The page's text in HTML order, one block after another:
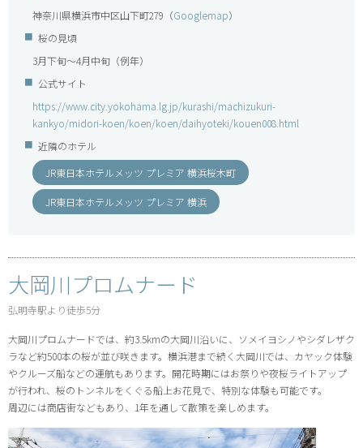
神奈川県横浜市中区山下町279（Googlemap）
桜の見頃
3月下旬～4月中旬（例年）
公式サイト
https://www.city.yokohama.lg.jp/kurashi/machizukuri-
kankyo/midori-koen/koen/koen/daihyoteki/kouen008.html
近隣のホテル
JR東日本ホテルメッツ プレミア 横浜桜木町
JR東日本ホテルメッツ プレミア 横浜
大岡川プロムナード
弘明寺駅より徒歩5分
大岡川プロムナードでは、約3.5kmの大岡川沿いに、ソメイヨシノやシダレザク
ラなど約500本の桜が並び咲きます。横浜港まで続く大岡川では、カヤック体験
やクルーズ船などの運航もあります。開花時期にはお祭りや夜桜ライトアップ
が行われ、桜のトンネルをくぐる船上お花見で、特別な体験も可能です。
周辺には商店街などもあり、1年を通して散策を楽しめます。